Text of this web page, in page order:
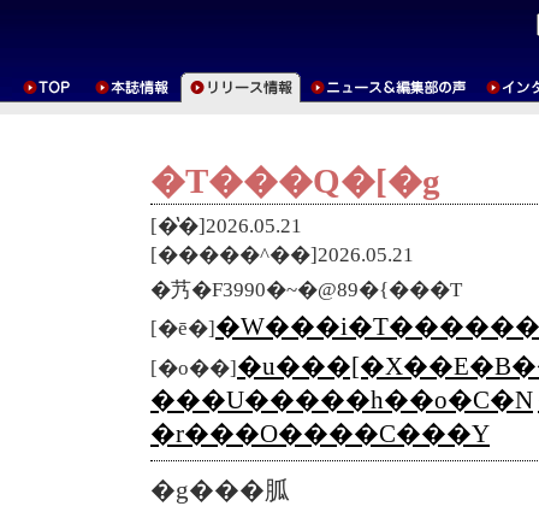
�T���Q�[�g
[�̔�]2026.05.21
[�����^��]2026.05.21
�艿�F3990�~�@89�{���T
[�ē�]
[�o��]
���U�����h��o�C�N
�r���O����C���Y
�g���胍